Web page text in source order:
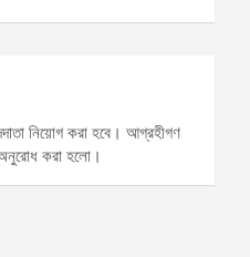
নিয়োগ করা হবে। আগ্রহীগণ
করা হলো।